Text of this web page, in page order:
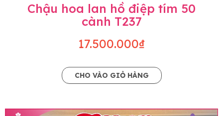
Chậu hoa lan hồ điệp tím 50
cành T237
17.500.000₫
CHO VÀO GIỎ HÀNG